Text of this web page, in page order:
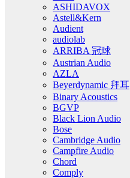
ASHIDAVOX
Astell&Kern
Audient
audiolab
ARRIBA 冠球
Austrian Audio
AZLA
Beyerdynamic 拜耳
Binary Acoustics
BGVP
Black Lion Audio
Bose
Cambridge Audio
Campfire Audio
Chord
Comply